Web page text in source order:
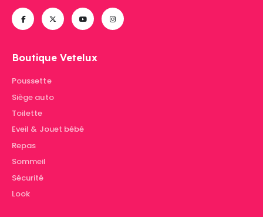
Boutique Vetelux
Poussette
Siège auto
Toilette
Eveil & Jouet bébé
Repas
Sommeil
Sécurité
Look